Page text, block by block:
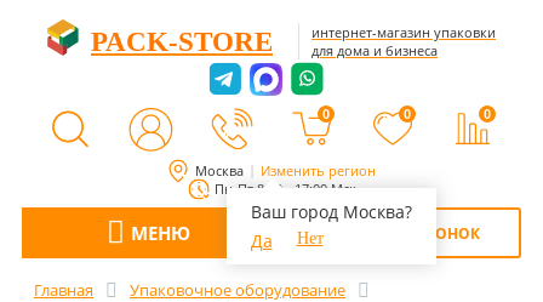
Москва Изменить регион
Ваш город Москва?
Да
Нет
Пн-Пт 8:00 - 17:00 Мск
PACK-STORE
интернет-магазин упаковки
для дома и бизнеса
0 0 0
МЕНЮ ОБРАТНЫЙ ЗВОНОК
Главная
Упаковочное оборудование